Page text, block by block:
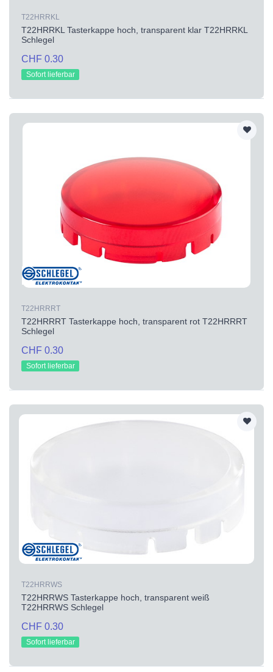
T22HRRKL
T22HRRKL Tasterkappe hoch, transparent klar T22HRRKL
Schlegel
CHF 0.30
Sofort lieferbar
T22HRRRT
T22HRRRT Tasterkappe hoch, transparent rot T22HRRRT
Schlegel
CHF 0.30
Sofort lieferbar
T22HRRWS
T22HRRWS Tasterkappe hoch, transparent weiß
T22HRRWS Schlegel
CHF 0.30
Sofort lieferbar